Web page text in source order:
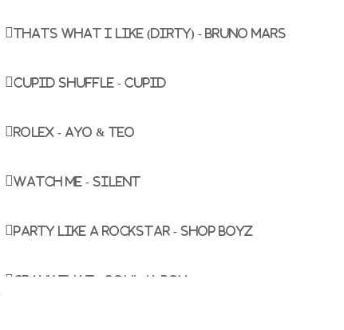
Thats What I Like (Dirty) - Bruno Mars
Cupid Shuffle - Cupid
Rolex - Ayo & Teo
Watch Me - SILENT
Party Like A Rockstar - Shop Boyz